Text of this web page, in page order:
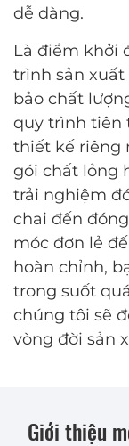
dễ dàng.
Là điểm khởi
trình sản
bảo chất
quy trình tiên
thiết kế riêng
gói chất lỏng
trải nghiệm
chai đến
móc đơn lẻ
hoàn chỉnh,
trong suốt
chúng tôi sẽ
vòng đời sản
Giới thiệu